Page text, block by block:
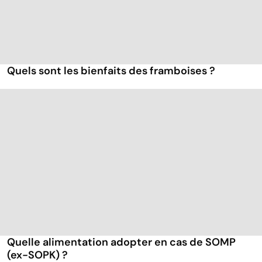
Quels sont les bienfaits des framboises ?
Quelle alimentation adopter en cas de SOMP
(ex-SOPK) ?